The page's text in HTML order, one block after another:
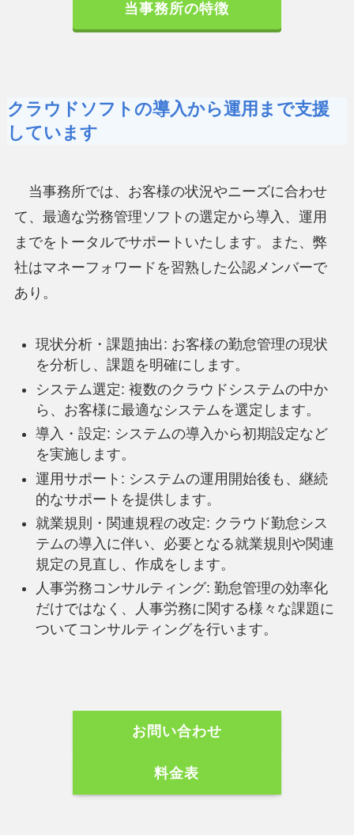
当事務所の特徴
クラウドソフトの導入から運用まで支援
しています
当事務所では、お客様の状況やニーズに合わせ
て、最適な労務管理ソフトの選定から導入、運用
までをトータルでサポートいたします。また、弊
社はマネーフォワードを習熟した公認メンバーで
あり。
現状分析・課題抽出: お客様の勤怠管理の現状
を分析し、課題を明確にします。
システム選定: 複数のクラウドシステムの中か
ら、お客様に最適なシステムを選定します。
導入・設定: システムの導入から初期設定など
を実施します。
運用サポート: システムの運用開始後も、継続
的なサポートを提供します。
就業規則・関連規程の改定: クラウド勤怠シス
テムの導入に伴い、必要となる就業規則や関連
規定の見直し、作成をします。
人事労務コンサルティング: 勤怠管理の効率化
だけではなく、人事労務に関する様々な課題に
ついてコンサルティングを行います。
お問い合わせ
料金表